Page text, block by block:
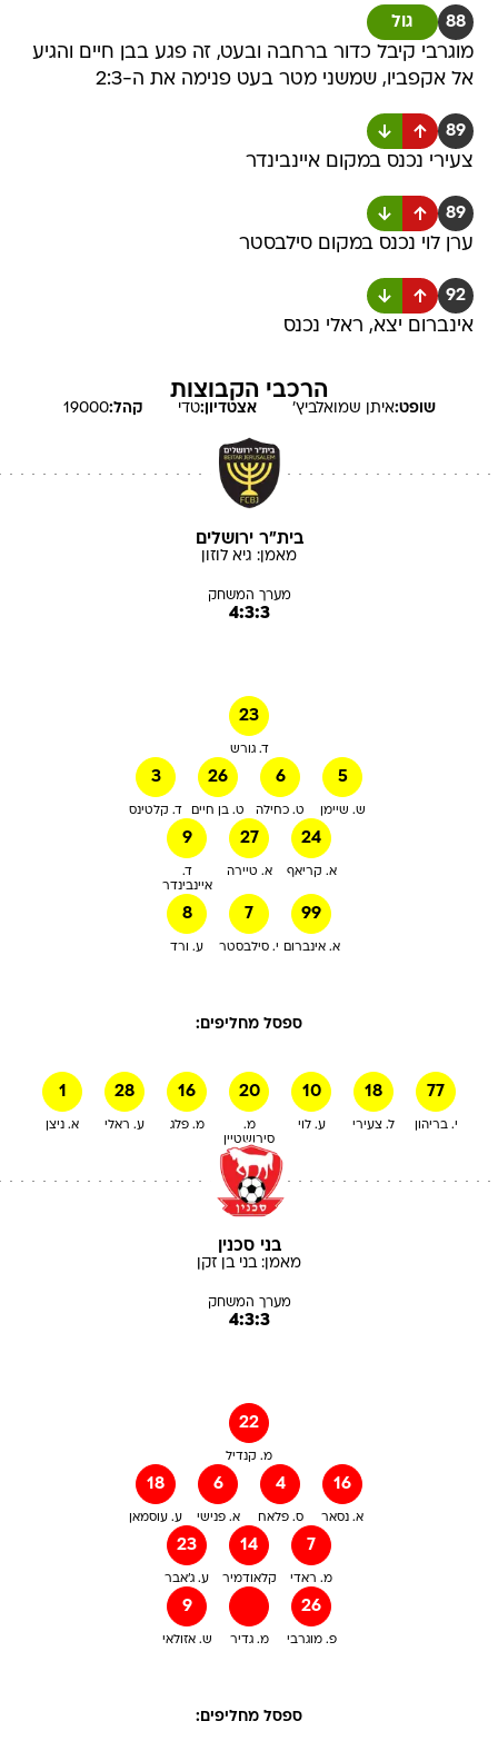
88 גול
מוגרבי קיבל כדור ברחבה ובעט, זה פגע בבן חיים והגיע
אל אקפביו, שמשני מטר בעט פנימה את ה-2:3
89
צעירי נכנס במקום איינבינדר
89
ערן לוי נכנס במקום סילבסטר
92
אינברום יצא, ראלי נכנס
הרכבי הקבוצות
שופט:איתן שמואלביץ' אצטדיון:טדי קהל:19000
בית"ר ירושלים
מאמן: גיא לוזון
מערך המשחק
4:3:3
23
ד. גורש
3
ד. קלטינס
26
ט. בן חיים
6
ט. כחילה
5
ש. שיימן
9
ד.
איינבינדר
27
א. טיירה
24
א. קריאף
8
ע. ורד
7
י. סילבסטר
99
א. אינברום
ספסל מחליפים:
1
א. ניצן
28
ע. ראלי
16
מ. פלג
20
מ.
סירושטיין
10
ע. לוי
18
ל. צעירי
77
י. בריהון
בני סכנין
מאמן:בני בן זקן
מערך המשחק
4:3:3
22
מ. קנדיל
18
ע. עוסמאן
6
א. פנישי
4
ס. פלאח
16
א. נסאר
23
ע. ג'אבר
14
קלאודמיר
7
מ. ראדי
9
ש. אזולאי מ. גדיר
26
פ. מוגרבי
ספסל מחליפים: